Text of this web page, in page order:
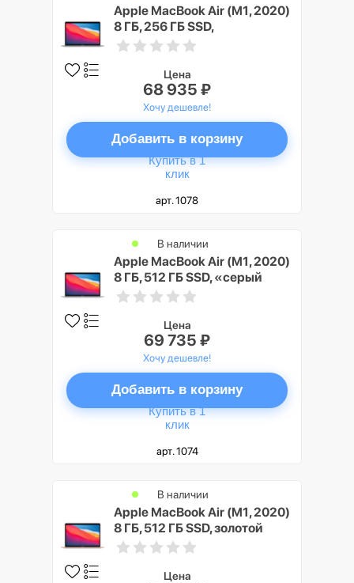
Apple MacBook Air (M1, 2020)
8 ГБ, 256 ГБ SSD,
серебристый
Цена
68 935 ₽
Хочу дешевле!
Добавить в корзину
Купить в 1
клик
арт. 1078
Apple MacBook Air (M1, 2020)
8 ГБ, 512 ГБ SSD, «серый
космос»
В наличии
Цена
69 735 ₽
Хочу дешевле!
Добавить в корзину
Купить в 1
клик
арт. 1074
Apple MacBook Air (M1, 2020)
8 ГБ, 512 ГБ SSD, золотой
В наличии
Цена